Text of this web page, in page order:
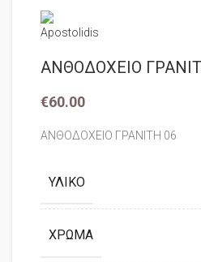
ΑΝΘΟΔΟΧΕΙΟ
€60.00
ΑΝΘΟΔΟΧΕΙΟ ΓΡΑΝΙΤΗ 06
ΥΛΙΚΌ
ΧΡΏΜΑ